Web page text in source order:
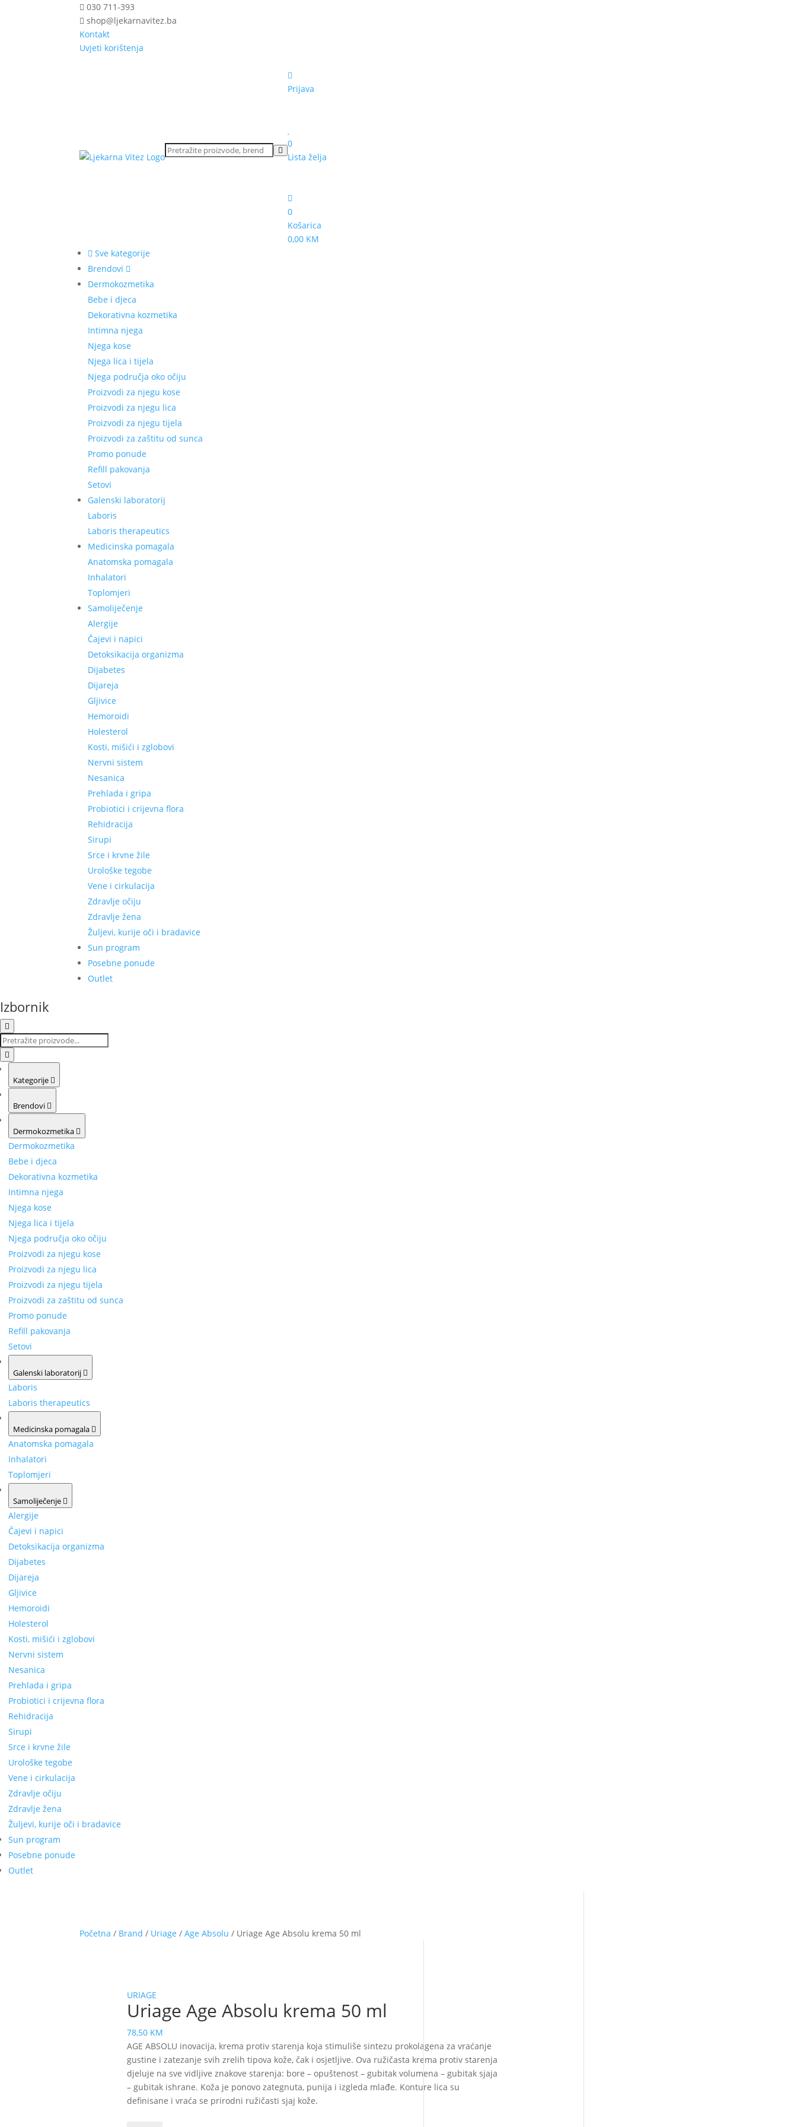
030 711-393
shop@ljekarnavitez.ba
Kontakt
Uvjeti korištenja
Prijava
0
Lista želja
0
Košarica
0,00 KM
Sve kategorije
Brendovi
Dermokozmetika
Bebe i djeca
Dekorativna kozmetika
Intimna njega
Njega kose
Njega lica i tijela
Njega područja oko očiju
Proizvodi za njegu kose
Proizvodi za njegu lica
Proizvodi za njegu tijela
Proizvodi za zaštitu od sunca
Promo ponude
Refill pakovanja
Setovi
Galenski laboratorij
Laboris
Laboris therapeutics
Medicinska pomagala
Anatomska pomagala
Inhalatori
Toplomjeri
Samoliječenje
Alergije
Čajevi i napici
Detoksikacija organizma
Dijabetes
Dijareja
Gljivice
Hemoroidi
Holesterol
Kosti, mišići i zglobovi
Nervni sistem
Nesanica
Prehlada i gripa
Probiotici i crijevna flora
Rehidracija
Sirupi
Srce i krvne žile
Urološke tegobe
Vene i cirkulacija
Zdravlje očiju
Zdravlje žena
Žuljevi, kurije oči i bradavice
Sun program
Posebne ponude
Outlet
Izbornik
Kategorije
Brendovi
Dermokozmetika
Dermokozmetika
Bebe i djeca
Dekorativna kozmetika
Intimna njega
Njega kose
Njega lica i tijela
Njega područja oko očiju
Proizvodi za njegu kose
Proizvodi za njegu lica
Proizvodi za njegu tijela
Proizvodi za zaštitu od sunca
Promo ponude
Refill pakovanja
Setovi
Galenski laboratorij
Laboris
Laboris therapeutics
Medicinska pomagala
Anatomska pomagala
Inhalatori
Toplomjeri
Samoliječenje
Alergije
Čajevi i napici
Detoksikacija organizma
Dijabetes
Dijareja
Gljivice
Hemoroidi
Holesterol
Kosti, mišići i zglobovi
Nervni sistem
Nesanica
Prehlada i gripa
Probiotici i crijevna flora
Rehidracija
Sirupi
Srce i krvne žile
Urološke tegobe
Vene i cirkulacija
Zdravlje očiju
Zdravlje žena
Žuljevi, kurije oči i bradavice
Sun program
Posebne ponude
Outlet
Početna / Brand / Uriage /Age Absolu / Uriage Age Absolu krema 50 ml
URIAGE
Uriage Age Absolu krema 50 ml
78,50 KM
AGE ABSOLU inovacija, krema protiv starenja koja stimuliše sintezu prokolagena za vraćanje
gustine i zatezanje svih zrelih tipova kože, čak i osjetljive. Ova ružičasta krema protiv starenja
djeluje na sve vidljive znakove starenja: bore – opuštenost – gubitak volumena – gubitak sjaja
– gubitak ishrane. Koža je ponovo zategnuta, punija i izgleda mlađe. Konture lica su
definisane i vraća se prirodni ružičasti sjaj kože.